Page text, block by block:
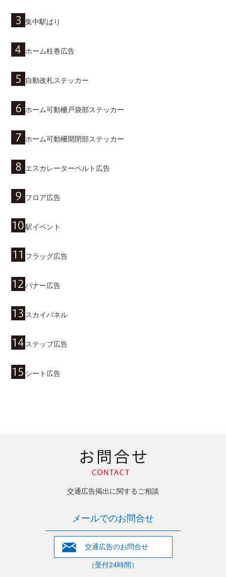
集中駅ばり
ホーム柱巻広告
自動改札ステッカー
ホーム可動柵戸袋部ステッカー
ホーム可動柵開閉部ステッカー
エスカレーターベルト広告
フロア広告
駅イベント
フラッグ広告
バナー広告
スカイパネル
ステップ広告
シート広告
交通広告掲出に関するご相談
メールでのお問合せ
交通広告のお問合せ
（受付24時間）